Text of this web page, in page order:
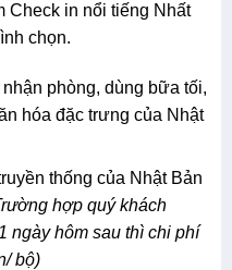
Check in nổi tiếng Nhất
chọn.
phòng, dùng bữa tối,
hóa đặc trưng của Nhật
thống của Nhật Bản
hợp quý khách
ngày hôm sau thì chi phí
bộ)